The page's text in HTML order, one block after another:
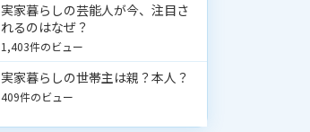
実家暮らしの芸能人が今、注目さ
れるのはなぜ？
1,403件のビュー
実家暮らしの世帯主は親？本人？
409件のビュー